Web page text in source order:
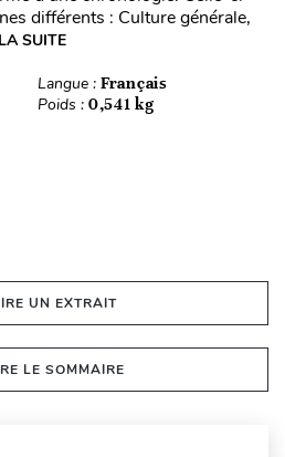
différents : Culture générale,
SUITE
Langue : Français
Poids : 0,541 kg
UN EXTRAIT
LE SOMMAIRE